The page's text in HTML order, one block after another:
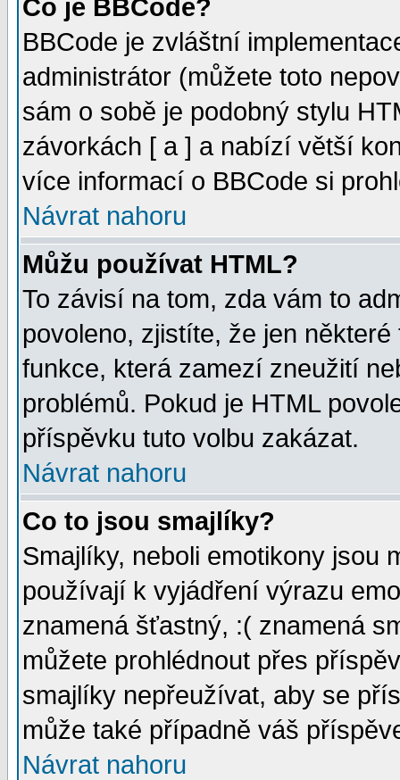
Co je BBCode?
BBCode je zvláštní
administrátor (můžete toto
sám o sobě je podobný stylu
závorkách [ a ] a nabízí větší
více informací o BBCode si
Návrat nahoru
Můžu používat HTML?
To závisí na tom, zda vám to
povoleno, zjistíte, že jen
funkce, která zamezí zneužití
problémů. Pokud je HTML
příspěvku tuto volbu zakázat.
Návrat nahoru
Co to jsou smajlíky?
Smajlíky, neboli emotikony jsou
používají k vyjádření výrazu
znamená šťastný, :( znamená
můžete prohlédnout přes
smajlíky nepřeužívat, aby se
může také případně váš
Návrat nahoru